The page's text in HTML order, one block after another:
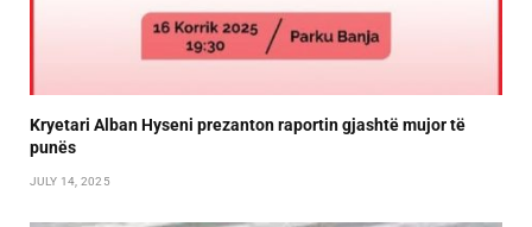
Kryetari Alban Hyseni prezanton raportin gjashtë mujor të
punës
JULY 14, 2025